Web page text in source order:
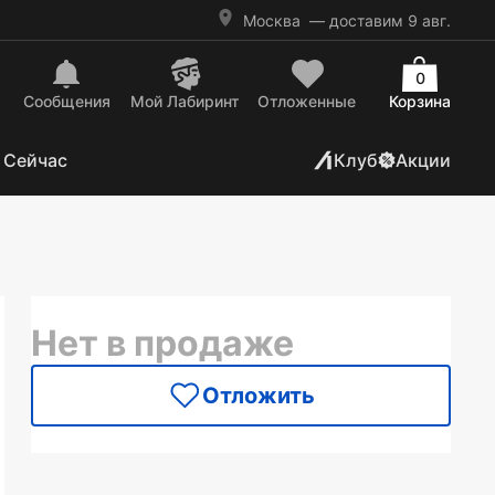
Москва — доставим 9 авг.
Сообщения Mой Лабиринт Отложенные Корзина
0
Клуб Акции
Нет в продаже
Отложить